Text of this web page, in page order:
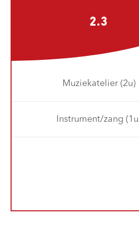
2.3
Muziekatelier (2u)
Instrument/zang